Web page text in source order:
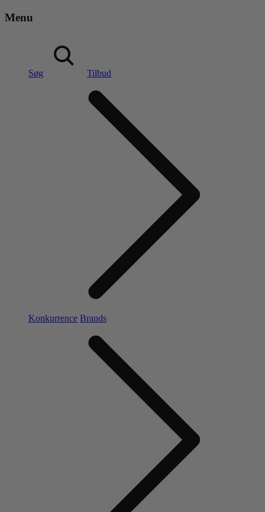
Menu
Søg Tilbud
Konkurrence Brands